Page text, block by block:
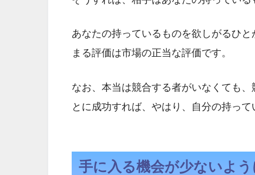
あなたの持っているものを欲しがるひ
まる評価は市場の正当な評価です。
なお、本当は競合する者がいなくても
とに成功すれば、やはり、自分の持っ
手に入る機会が少ないよ